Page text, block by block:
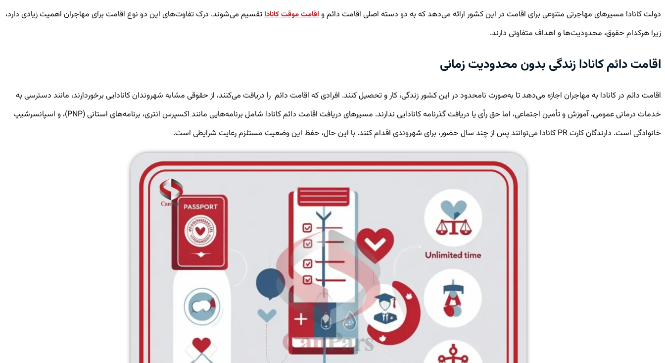
دولت کانادا مسیرهای مهاجرتی متنوعی برای اقامت در این کشور ارائه می‌دهد که به دو دسته اصلی اقامت دائم واقامت موقت کاناداتقسیم می‌شوند. درک تفاوت‌های این دو نوع اقامت برای مهاجران اهمیت زیادی دارد،
زیرا هرکدام حقوق، محدودیت‌ها و اهداف متفاوتی دارند.
اقامت دائم کانادا زندگی بدون محدودیت زمانی
اقامت دائم در کانادا به مهاجران اجازه می‌دهد تا به‌صورت نامحدود در این کشور زندگی، کار و تحصیل کنند. افرادی که اقامت دائم را دریافت می‌کنند، از حقوقی مشابه شهروندان کانادایی برخوردارند، مانند دسترسی به
خدمات درمانی عمومی، آموزش و تأمین اجتماعی، اما حق رأی یا دریافت گذرنامه کانادایی ندارند. مسیرهای دریافت اقامت دائم کانادا شامل برنامه‌هایی مانند اکسپرس انتری، برنامه‌های استانی (PNP)، و اسپانسرشیپ
خانوادگی است. دارندگان کارت PR کانادا می‌توانند پس از چند سال حضور، برای شهروندی اقدام کنند. با این حال، حفظ این وضعیت مستلزم رعایت شرایطی است.